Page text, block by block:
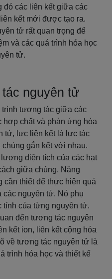
đó các liên kết giữa các
kết mới được tạo ra.
tử rất quan trọng để
và các quá trình hóa học
tử.
nguyên tử
tương tác giữa các
hợp chất và phản ứng hóa
tử, lực liên kết là lực tác
gắn kết với nhau.
điện tích của các hạt
giữa chúng. Năng
cần thiết để thực hiện quá
nguyên tử. Nó phụ
tính của từng nguyên tử.
đến tương tác nguyên
kết ion, liên kết cộng hóa
về tương tác nguyên tử là
trình hóa học và thiết kế